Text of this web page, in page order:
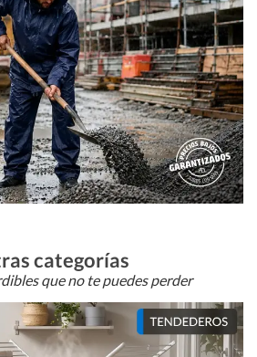
categorías
que no te puedes perder